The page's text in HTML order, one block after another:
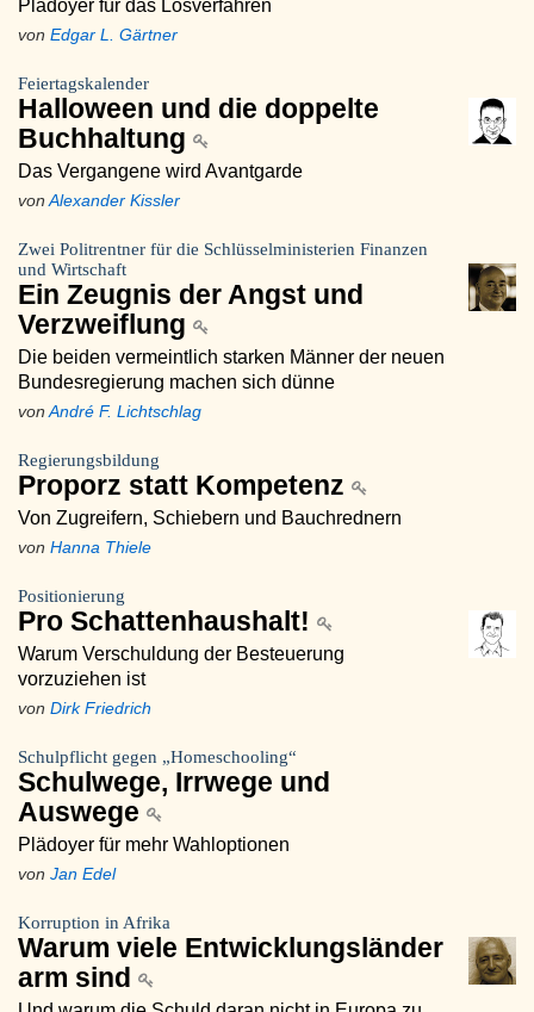
Plädoyer für das Losverfahren
von Edgar L. Gärtner
Feiertagskalender
Halloween und die doppelte
Buchhaltung
Das Vergangene wird Avantgarde
von Alexander Kissler
Zwei Politrentner für die Schlüsselministerien Finanzen
und Wirtschaft
Ein Zeugnis der Angst und
Verzweiflung
Die beiden vermeintlich starken Männer der neuen
Bundesregierung machen sich dünne
von André F. Lichtschlag
Regierungsbildung
Proporz statt Kompetenz
Von Zugreifern, Schiebern und Bauchrednern
von Hanna Thiele
Positionierung
Pro Schattenhaushalt!
Warum Verschuldung der Besteuerung
vorzuziehen ist
von Dirk Friedrich
Schulpflicht gegen „Homeschooling“
Schulwege, Irrwege und
Auswege
Plädoyer für mehr Wahloptionen
von Jan Edel
Korruption in Afrika
Warum viele Entwicklungsländer
arm sind